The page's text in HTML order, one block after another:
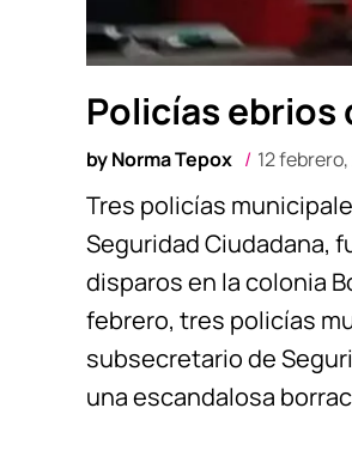
Policías ebrios
byNorma Tepox 12
Tres policías
Seguridad Ciudadana,
disparos en la colonia
febrero, tres policías
subsecretario de
una escandalosa